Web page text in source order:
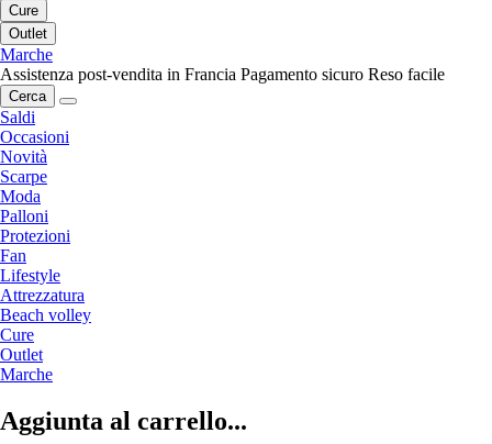
Cure
Outlet
Marche
Assistenza post-vendita in Francia Pagamento sicuro Reso facile
Cerca
Saldi
Occasioni
Novità
Scarpe
Moda
Palloni
Protezioni
Fan
Lifestyle
Attrezzatura
Beach volley
Cure
Outlet
Marche
Aggiunta al carrello...